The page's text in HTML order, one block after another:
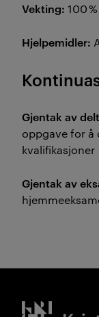
Vekting: 100
Hjelpemidler:
Gjentak av
oppgave for å
kvalifikasjoner
Gjentak av
Kristiania logo